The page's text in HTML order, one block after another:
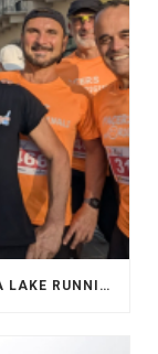
GRANDE FESTA DEI PACERS AL “GARDA LAKE RUNNING FESTIVAL”